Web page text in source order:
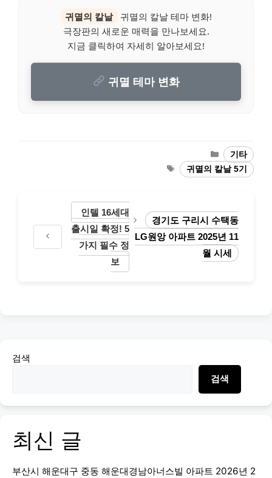
귀멸의 칼날
귀멸의 칼날 테마 변화!
극장판의 새로운 매력을 만나보세요.
지금 클릭하여 자세히 알아보세요!
귀멸 테마 변화
Categories
기타
Tags
귀멸의 칼날 5기
인텔 16세대
출시일 확정! 5
가지 필수 정
보
경기도 구리시 수택동
LG원앙 아파트 2025년 11
월 시세
검색
검색
최신 글
부산시 해운대구 중동 해운대경남아너스빌 아파트 2026년 2